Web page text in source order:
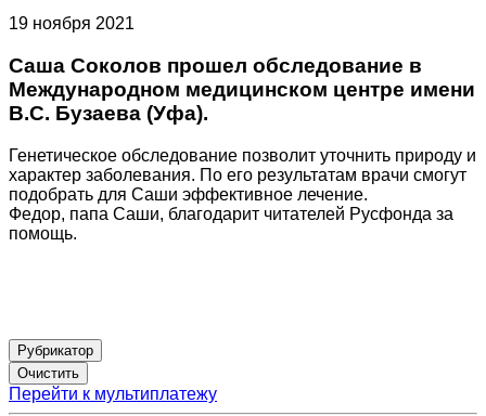
19 ноября 2021
Саша Соколов прошел обследование в
Международном медицинском центре имени
В.С. Бузаева (Уфа).
Генетическое обследование позволит уточнить природу и
характер заболевания. По его результатам врачи смогут
подобрать для Саши эффективное лечение.
Федор, папа Саши, благодарит читателей Русфонда за
помощь.
Рубрикатор
Перейти к мультиплатежу